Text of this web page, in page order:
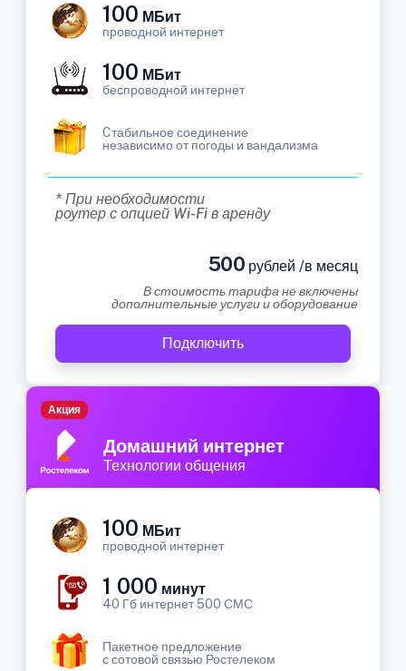
100 МБит
проводной интернет
100 МБит
беспроводной интернет
Cтабильное соединение
независимо от погоды и вандализма
* При необходимости
роутер с опцией Wi-Fi в аренду
500 рублей /в месяц
В стоимость тарифа не включены
дополнительные услуги и оборудование
Подключить
Домашний интернет
Технологии общения
Акция
100 МБит
проводной интернет
1 000 минут
40 Гб интернет 500 СМС
Пакетное предложение
с сотовой связью Ростелеком